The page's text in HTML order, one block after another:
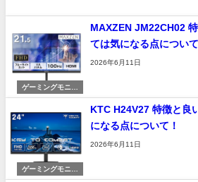
ゲーミングモニタ
ー
MAXZEN JM22CH02
ては気になる点について
2026年6月11日
ゲーミングモニタ
ー
KTC H24V27 特徴と良
になる点について！
2026年6月11日